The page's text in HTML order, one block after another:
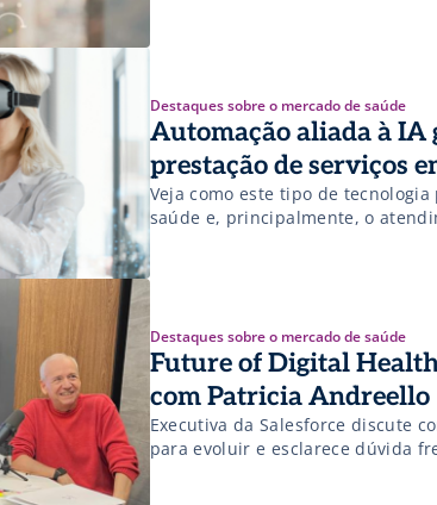
Destaques sobre o mercado de saúde
Automação aliada à
prestação de serviços
Veja como este tipo de
saúde e, principalmente, o
Destaques sobre o mercado de saúde
Future of Digital
com Patricia Andreello
Executiva da Salesforce discute
para evoluir e esclarece dúvida